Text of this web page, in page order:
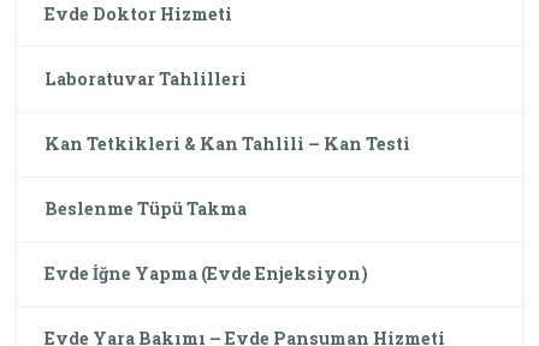
Evde Doktor Hizmeti
Laboratuvar Tahlilleri
Kan Tetkikleri & Kan Tahlili – Kan Testi
Beslenme Tüpü Takma
Evde İğne Yapma (Evde Enjeksiyon)
Evde Yara Bakımı – Evde Pansuman Hizmeti